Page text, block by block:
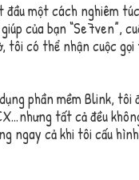
một cách nghiêm
của bạn “Se7ven”,
tôi có thể nhận cuộc
phần mềm Blink, tôi
tất cả đều
ngay cả khi tôi cấu